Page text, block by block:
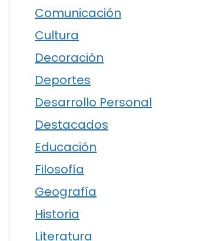
Comunicación
Cultura
Decoración
Deportes
Desarrollo Personal
Destacados
Educación
Filosofía
Geografía
Historia
Literatura